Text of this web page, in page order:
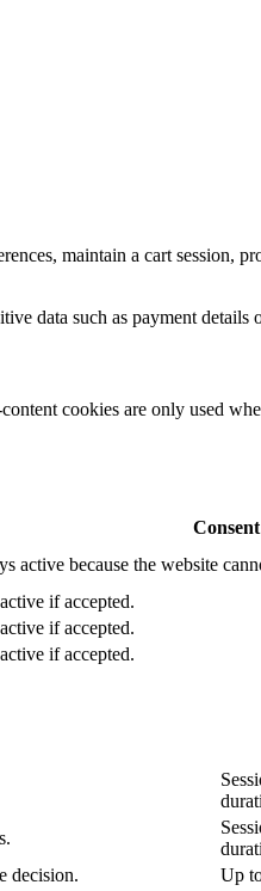
maintain a cart session,
data such as payment details
cookies are only used
Consent
active because the website
if accepted.
if accepted.
if accepted.
decision.
Up